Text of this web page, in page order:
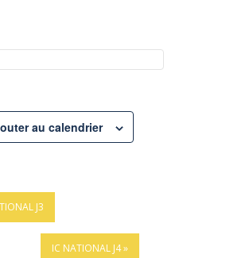
au calendrier
J3
IC NATIONAL J4»